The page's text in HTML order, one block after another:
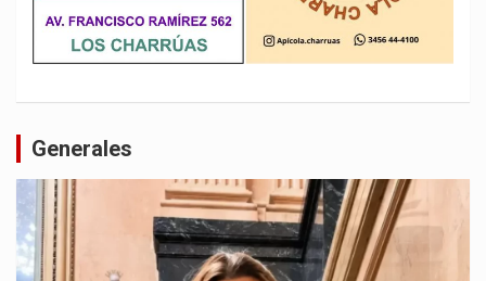
Generales